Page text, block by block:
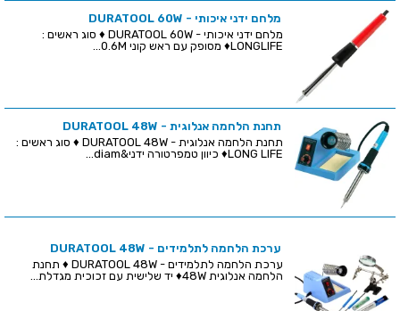
מלחם ידני איכותי - DURATOOL 60W
מלחם ידני איכותי - DURATOOL 60W ♦ סוג ראשים :
LONGLIFE♦ מסופק עם ראש קוני 0.6M...
תחנת הלחמה אנלוגית - DURATOOL 48W
תחנת הלחמה אנלוגית - DURATOOL 48W ♦ סוג ראשים :
LONG LIFE♦ כיוון טמפרטורה ידני&diam...
ערכת הלחמה לתלמידים - DURATOOL 48W
ערכת הלחמה לתלמידים - DURATOOL 48W ♦ תחנת
הלחמה אנלוגית 48W♦ יד שלישית עם זכוכית מגדלת...